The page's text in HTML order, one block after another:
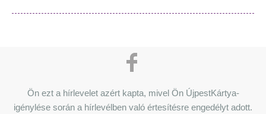
Ön ezt a hírlevelet azért kapta, mivel Ön ÚjpestKártya-
igénylése során a hírlevélben való értesítésre engedélyt adott.